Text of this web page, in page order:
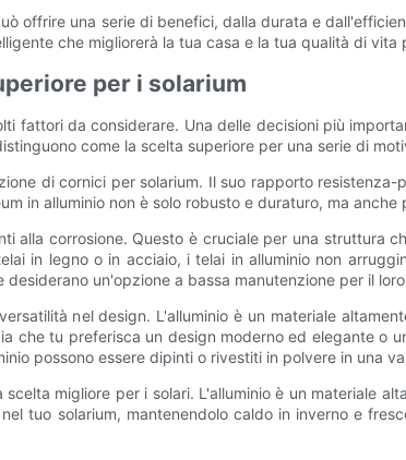
offrire una serie di benefici, dalla durata e
che migliorerà la tua casa e la tua qualità di vita
per i solarium
fattori da considerare. Una delle decisioni più
come la scelta superiore per una serie di
di cornici per solarium. Il suo rapporto
in alluminio non è solo robusto e duraturo, ma
alla corrosione. Questo è cruciale per una struttura
in legno o in acciaio, i telai in alluminio non
un'opzione a bassa manutenzione per il
nel design. L'alluminio è un materiale
che tu preferisca un design moderno ed elegante o
possono essere dipinti o rivestiti in polvere in una
migliore per i solari. L'alluminio è un materiale
tuo solarium, mantenendolo caldo in inverno e